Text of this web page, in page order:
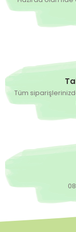
139,30 TL
6 Adet Kırkağaç
%30
199,00 TL
Tüm